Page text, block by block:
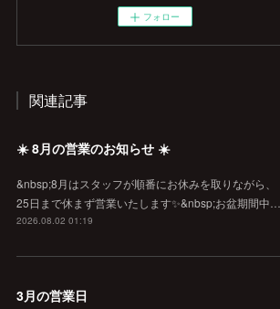
フォロー
関連記事
☀️ 8月の営業のお知らせ ☀️
&nbsp;8月はスタッフが順番にお休みを取りながら、
25日まで休まず営業いたします✨&nbsp;お盆期間中…
2026.08.02 01:19
3月の営業日